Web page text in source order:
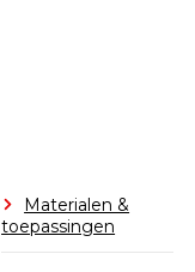
Materialen &
toepassingen